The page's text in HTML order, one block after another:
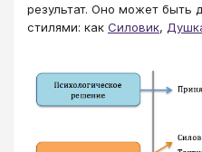
результат. Оно может быть
стилями: как Силовик,